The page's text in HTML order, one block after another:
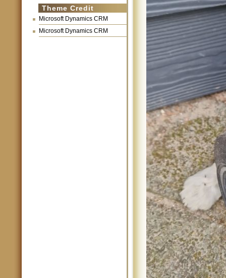
Theme Credit
Microsoft Dynamics CRM
Microsoft Dynamics CRM